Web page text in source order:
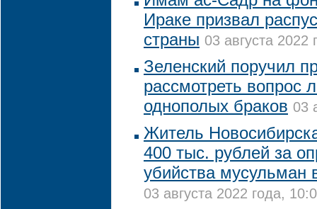
Ираке призвал
страны 03 августа 2022
Зеленский поручил
рассмотреть вопрос
однополых браков 03
Житель
400 тыс. рублей за
убийства мусульман
03 августа 2022 года,